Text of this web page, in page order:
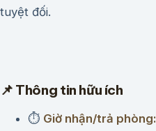
tuyệt đối.
📌 Thông tin hữu ích
⏱ Giờ nhận/trả phòng: